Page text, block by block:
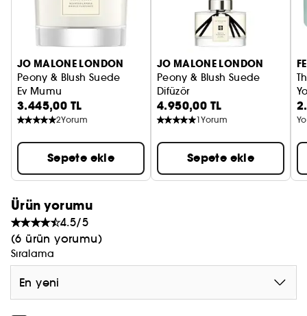
JO MALONE LONDON
Peony & Blush Suede
Ev Mumu
3.445,00 TL
2Yorum
Sepete ekle
JO MALONE LONDON
Peony & Blush Suede
Difüzör
4.950,00 TL
1Yorum
Sepete ekle
Ürün yorumu
4.5/5
(6 ürün yorumu)
Sıralama
En yeni